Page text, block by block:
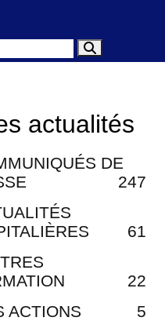
actualités
DE
247
61
22
ACTIONS
5